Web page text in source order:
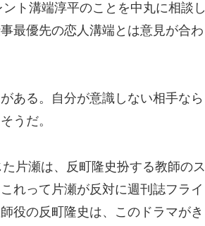
ト溝端淳平のことを中丸に相談し
最優先の恋人溝端とは意見が合わ
ある。自分が意識しない相手なら
うだ。
片瀬は、反町隆史扮する教師のス
れって片瀬が反対に週刊誌フライ
役の反町隆史は、このドラマがき